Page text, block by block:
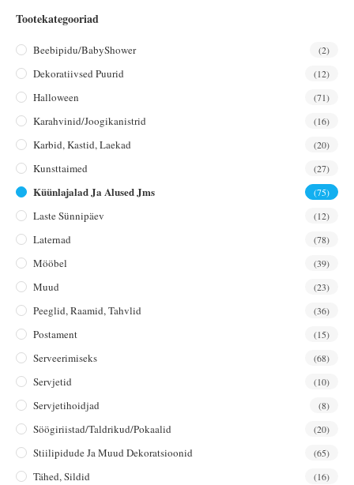
Tootekategooriad
Beebipidu/BabyShower (2)
Dekoratiivsed Puurid (12)
Halloween (71)
Karahvinid/joogikanistrid (16)
Karbid, Kastid, Laekad (20)
Kunsttaimed (27)
Küünlajalad Ja Alused Jms (75)
Laste Sünnipäev (12)
Laternad (78)
Mööbel (39)
Muud (23)
Peeglid, Raamid, Tahvlid (36)
Postament (15)
Serveerimiseks (68)
Servjetid (10)
Servjetihoidjad (8)
Söögiriistad/taldrikud/pokaalid (20)
Stiilipidude Ja Muud Dekoratsioonid (65)
Tähed, Sildid (16)